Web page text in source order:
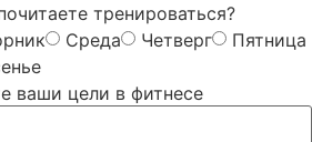
тренироваться?
Среда Четверг
Пятница
ваши цели в фитнесе